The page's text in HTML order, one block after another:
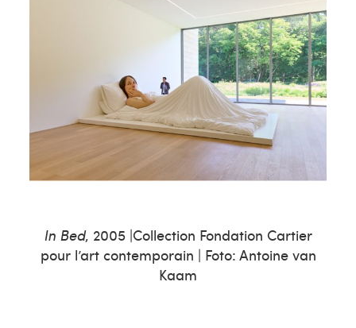
In Bed, 2005 |Collection Fondation Cartier
pour l’art contemporain | Foto: Antoine van
Kaam